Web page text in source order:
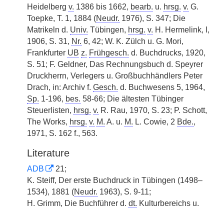
Heidelberg v. 1386 bis 1662, bearb. u. hrsg. v. G.
Toepke, T. 1, 1884 (Neudr. 1976), S. 347; Die
Matrikeln d. Univ. Tübingen, hrsg. v. H. Hermelink, I,
1906, S. 31, Nr. 6, 42; W. K. Zülch u. G. Mori,
Frankfurter UB z. Frühgesch. d. Buchdrucks, 1920,
S. 51; F. Geldner, Das Rechnungsbuch d. Speyrer
Druckherrn, Verlegers u. Großbuchhändlers Peter
Drach, in: Archiv f. Gesch. d. Buchwesens 5, 1964,
Sp. 1-196, bes. 58-66; Die ältesten Tübinger
Steuerlisten, hrsg. v. R. Rau, 1970, S. 23; P. Schott,
The Works, hrsg. v. M. A. u. M. L. Cowie, 2 Bde.,
1971, S. 162 f., 563.
Literature
ADB
21;
K. Steiff, Der erste Buchdruck in Tübingen (1498–
1534), 1881 (Neudr. 1963), S. 9-11;
H. Grimm, Die Buchführer d. dt. Kulturbereichs u.